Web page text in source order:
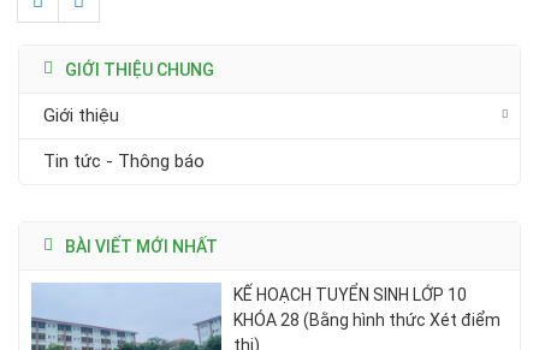
GIỚI THIỆU CHUNG
Giới thiệu
Tin tức - Thông báo
BÀI VIẾT MỚI NHẤT
KẾ HOẠCH TUYỂN SINH LỚP 10
KHÓA 28 (Bằng hình thức Xét điểm
thi)